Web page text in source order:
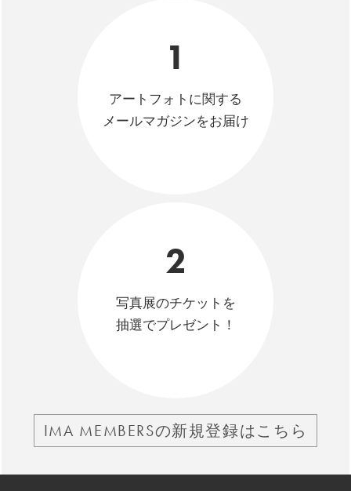
1
アートフォトに関する
メールマガジンをお届け
2
写真展のチケットを
抽選でプレゼント！
IMA MEMBERSの新規登録はこちら